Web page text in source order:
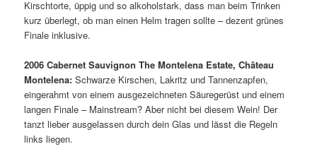
Kirschtorte, üppig und so alkoholstark, dass man beim Trinken
kurz überlegt, ob man einen Helm tragen sollte – dezent grünes
Finale inklusive.
2006 Cabernet Sauvignon The Montelena Estate, Château
Montelena: Schwarze Kirschen, Lakritz und Tannenzapfen,
eingerahmt von einem ausgezeichneten Säuregerüst und einem
langen Finale – Mainstream? Aber nicht bei diesem Wein! Der
tanzt lieber ausgelassen durch dein Glas und lässt die Regeln
links liegen.